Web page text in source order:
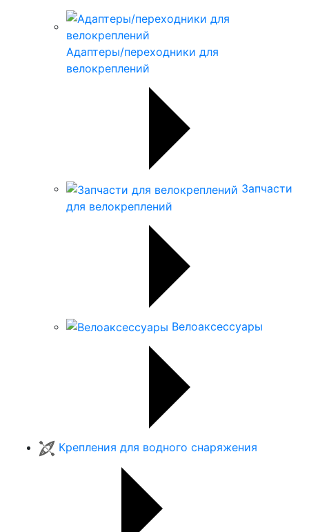
Адаптеры/переходники для
велокреплений
Запчасти
для велокреплений
Велоаксессуары
Крепления для водного снаряжения